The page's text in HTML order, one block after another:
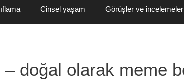
Cinsel yaşam Görüşler ve incelemeler
doğal olarak meme